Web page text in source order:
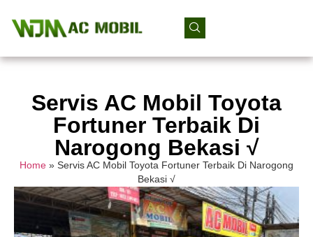
Servis AC Mobil Toyota
Fortuner Terbaik Di
Narogong Bekasi √
Home » Servis AC Mobil Toyota Fortuner Terbaik Di Narogong
Bekasi √